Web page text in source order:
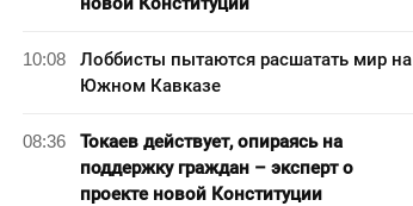
10:08
Лоббисты пытаются расшатать мир на
Южном Кавказе
08:36
Токаев действует, опираясь на
поддержку граждан – эксперт о
проекте новой Конституции